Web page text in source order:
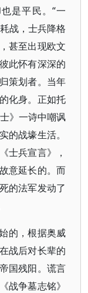
是平民。“一
战，士兵降格
甚至出现欧文
此怀有深深的
策划者。当年
化身。正如托
》一诗中嘲讽
的战壕生活。
士兵宣言》，
意延长的。而
的法军发动了
的，根据奥威
战后对长辈的
国残阳。谎言
战争墓志铭》